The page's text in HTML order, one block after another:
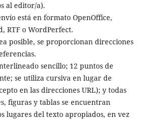
al editor/a).
está en formato OpenOffice,
RTF o WordPerfect.
posible, se proporcionan direcciones
sencillo; 12 puntos de
se utiliza cursiva en lugar de
en las direcciones URL); y todas
figuras y tablas se encuentran
lugares del texto apropiados, en vez